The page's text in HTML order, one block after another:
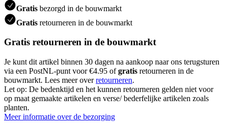
Gratis bezorgd in de bouwmarkt
Gratis retourneren in de bouwmarkt
Gratis retourneren in de bouwmarkt
Je kunt dit artikel binnen 30 dagen na aankoop naar ons terugsturen
via een PostNL-punt voor €4.95 ofgratis retourneren in de
bouwmarkt. Lees meer overretourneren.
Let op: De bedenktijd en het kunnen retourneren gelden niet voor
op maat gemaakte artikelen en verse/ bederfelijke artikelen zoals
planten.
Meer informatie over de bezorging